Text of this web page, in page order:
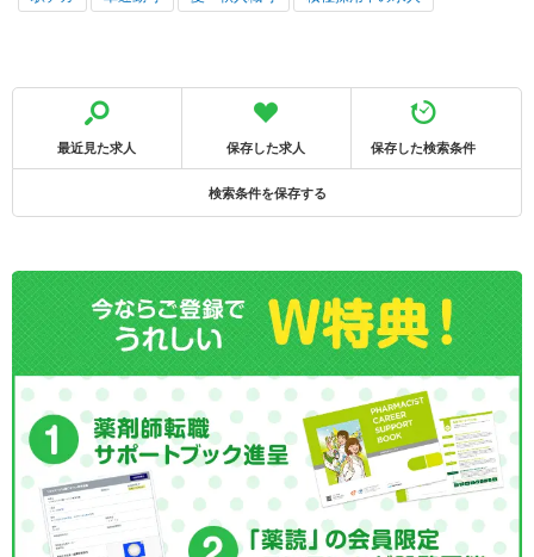
最近見た求人 保存した求人 保存した検索条件
検索条件を保存する